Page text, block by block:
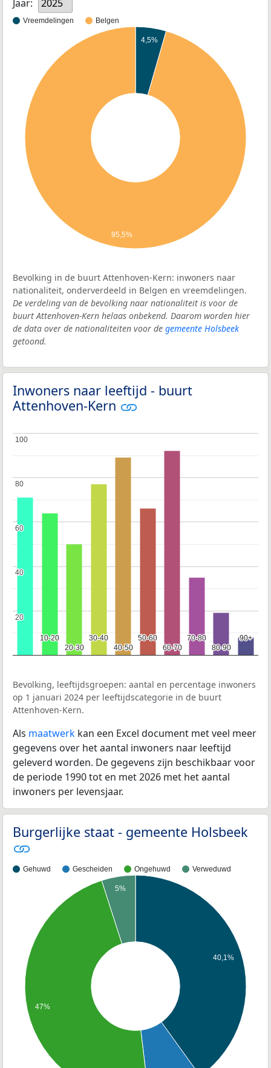
Jaar: 2025
Vreemdelingen Belgen
4,5%
95,5%
Bevolking in de buurt Attenhoven-Kern: inwoners naar
nationaliteit, onderverdeeld in Belgen en vreemdelingen.
De verdeling van de bevolking naar nationaliteit is voor de
buurt Attenhoven-Kern helaas onbekend. Daarom worden hier
de data over de nationaliteiten voor de gemeente Holsbeek
getoond.
Inwoners naar leeftijd - buurt
Attenhoven-Kern
10-20
10-20
20-30
20-30
30-40
30-40
40-50
40-50
50-60
50-60
60-70
60-70
70-80
70-80
80-90
80-90
90+
90+
20
20
40
40
60
60
80
80
100
100
Bevolking, leeftijdsgroepen: aantal en percentage inwoners
op 1 januari 2024 per leeftijdscategorie in de buurt
Attenhoven-Kern.
Als maatwerk kan een Excel document met veel meer
gegevens over het aantal inwoners naar leeftijd
geleverd worden. De gegevens zijn beschikbaar voor
de periode 1990 tot en met 2026 met het aantal
inwoners per levensjaar.
Burgerlijke staat - gemeente Holsbeek
Gehuwd Gescheiden Ongehuwd Verweduwd
40,1%
5%
47%